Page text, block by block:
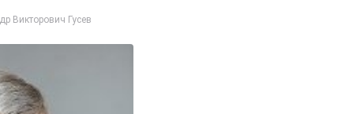
Викторович Гусев